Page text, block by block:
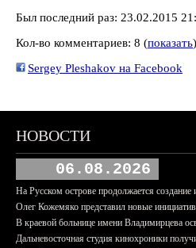
Был последний раз: 23.02.2015
Кол-во комментариев: 8 (показать)
Sergey Pleshakov на Facebook
НОВОСТИ
06.08.2026
На Русском острове продолжается
Олег Кожемяко представил новые
В краевой больнице имени Владимирцева
Дальневосточная студия кинохроники